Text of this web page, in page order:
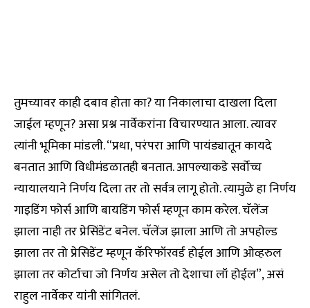
तुमच्यावर काही दबाव होता का? या निकालाचा दाखला दिला
जाईल म्हणून? असा प्रश्न नार्वेकरांना विचारण्यात आला. त्यावर
त्यांनी भूमिका मांडली. “प्रथा, परंपरा आणि पायंड्यातून कायदे
बनतात आणि विधीमंडळातही बनतात. आपल्याकडे सर्वोच्च
न्यायालयाने निर्णय दिला तर तो सर्वत्र लागू होतो. त्यामुळे हा निर्णय
गाइडिंग फोर्स आणि बायडिंग फोर्स म्हणून काम करेल. चॅलेंज
झाला नाही तर प्रेसिंडेंट बनेल. चॅलेंज झाला आणि तो अपहोल्ड
झाला तर तो प्रेसिडेंट म्हणून कॅरिफॉरवर्ड होईल आणि ओव्हरुल
झाला तर कोर्टाचा जो निर्णय असेल तो देशाचा लॉ होईल”, असं
राहुल नार्वेकर यांनी सांगितलं.